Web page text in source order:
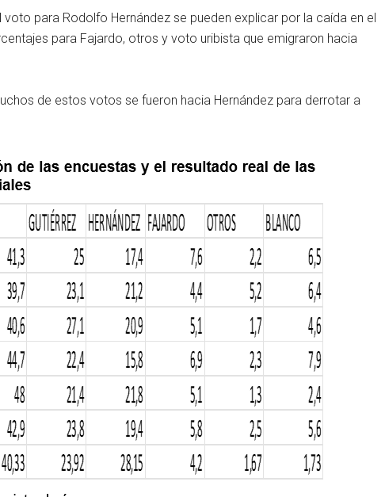
para Rodolfo Hernández se pueden explicar por la caída en el
para Fajardo, otros y voto uribista que emigraron hacia
de estos votos se fueron hacia Hernández para derrotar a